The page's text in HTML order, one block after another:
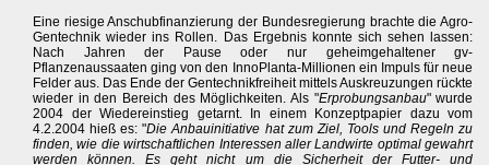
Eine riesige Anschubfinanzierung der Bundesregierung brachte die Agro-
Gentechnik wieder ins Rollen. Das Ergebnis konnte sich sehen lassen:
Nach Jahren der Pause oder nur geheimgehaltener gv-
Pflanzenaussaaten ging von den InnoPlanta-Millionen ein Impuls für neue
Felder aus. Das Ende der Gentechnikfreiheit mittels Auskreuzungen rückte
wieder in den Bereich des Möglichkeiten. Als "Erprobungsanbau" wurde
2004 der Wiedereinstieg getarnt. In einem Konzeptpapier dazu vom
4.2.2004 hieß es: "Die Anbauinitiative hat zum Ziel, Tools und Regeln zu
finden, wie die wirtschaftlichen Interessen aller Landwirte optimal gewahrt
werden können. Es geht nicht um die Sicherheit der Futter- und